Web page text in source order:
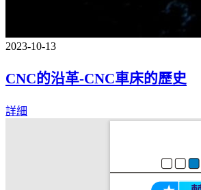
2023-10-13
CNC的沿革-CNC車床的歷史
詳細